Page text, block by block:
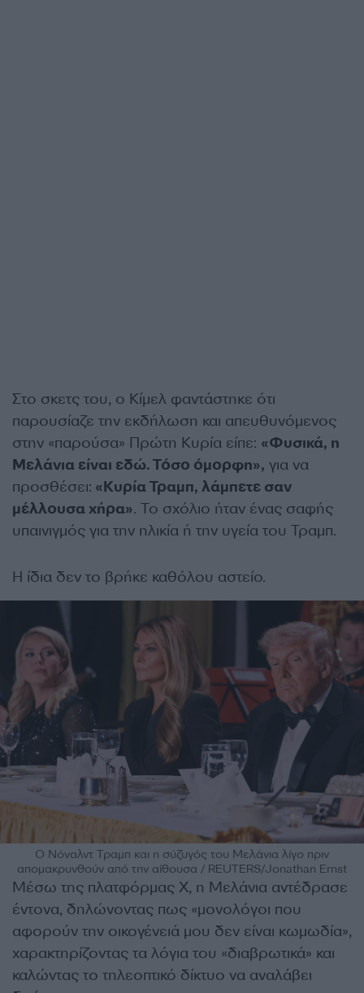
Στο σκετς του, ο Κίμελ φαντάστηκε ότι
παρουσίαζε την εκδήλωση και απευθυνόμενος
στην «παρούσα» Πρώτη Κυρία είπε: «Φυσικά, η
Μελάνια είναι εδώ. Τόσο όμορφη», για να
προσθέσει: «Κυρία Τραμπ, λάμπετε σαν
μέλλουσα χήρα». Το σχόλιο ήταν ένας σαφής
υπαινιγμός για την ηλικία ή την υγεία του Τραμπ.
Η ίδια δεν το βρήκε καθόλου αστείο.
Ο Νόναλντ Τραμπ και η σύζυγός του Μελάνια λίγο πριν
απομακρυνθούν από την αίθουσα / REUTERS/Jonathan Ernst
Μέσω της πλατφόρμας X, η Μελάνια αντέδρασε
έντονα, δηλώνοντας πως «μονολόγοι που
αφορούν την οικογένειά μου δεν είναι κωμωδία»,
χαρακτηρίζοντας τα λόγια του «διαβρωτικά» και
καλώντας το τηλεοπτικό δίκτυο να αναλάβει